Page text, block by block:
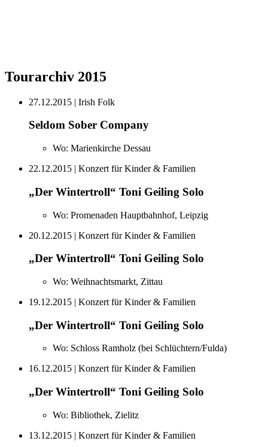
Tourarchiv 2015
27.12.2015 | Irish Folk
Seldom Sober Company
Wo: Marienkirche Dessau
22.12.2015 | Konzert für Kinder & Familien
„Der Wintertroll“ Toni Geiling Solo
Wo: Promenaden Hauptbahnhof, Leipzig
20.12.2015 | Konzert für Kinder & Familien
„Der Wintertroll“ Toni Geiling Solo
Wo: Weihnachtsmarkt, Zittau
19.12.2015 | Konzert für Kinder & Familien
„Der Wintertroll“ Toni Geiling Solo
Wo: Schloss Ramholz (bei Schlüchtern/Fulda)
16.12.2015 | Konzert für Kinder & Familien
„Der Wintertroll“ Toni Geiling Solo
Wo: Bibliothek, Zielitz
13.12.2015 | Konzert für Kinder & Familien